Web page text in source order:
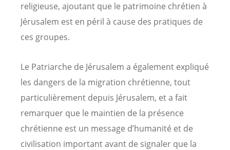
religieuse, ajoutant que le patrimoine chrétien à
Jérusalem est en péril à cause des pratiques de
ces groupes.
Le Patriarche de Jérusalem a également expliqué
les dangers de la migration chrétienne, tout
particulièrement depuis Jérusalem, et a fait
remarquer que le maintien de la présence
chrétienne est un message d’humanité et de
civilisation important avant de signaler que la